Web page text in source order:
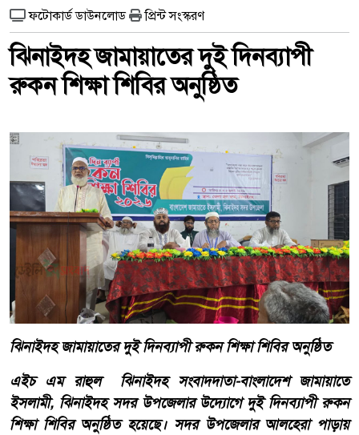
ফটোকার্ড ডাউনলোড
প্রিন্ট সংস্করণ
ঝিনাইদহ জামায়াতের দুই দিনব্যাপী
রুকন শিক্ষা শিবির অনুষ্ঠিত
ঝিনাইদহ জামায়াতের দুই দিনব্যাপী রুকন শিক্ষা শিবির অনুষ্ঠিত
এইচ এম রাহুল ঝিনাইদহ সংবাদদাতা-বাংলাদেশ জামায়াতে
ইসলামী, ঝিনাইদহ সদর উপজেলার উদ্যোগে দুই দিনব্যাপী রুকন
শিক্ষা শিবির অনুষ্ঠিত হয়েছে। সদর উপজেলার আলহেরা পাড়ায়